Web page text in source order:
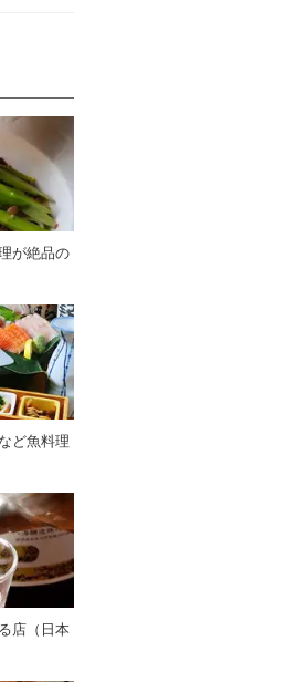
が絶品の
ど魚料理
店（日本